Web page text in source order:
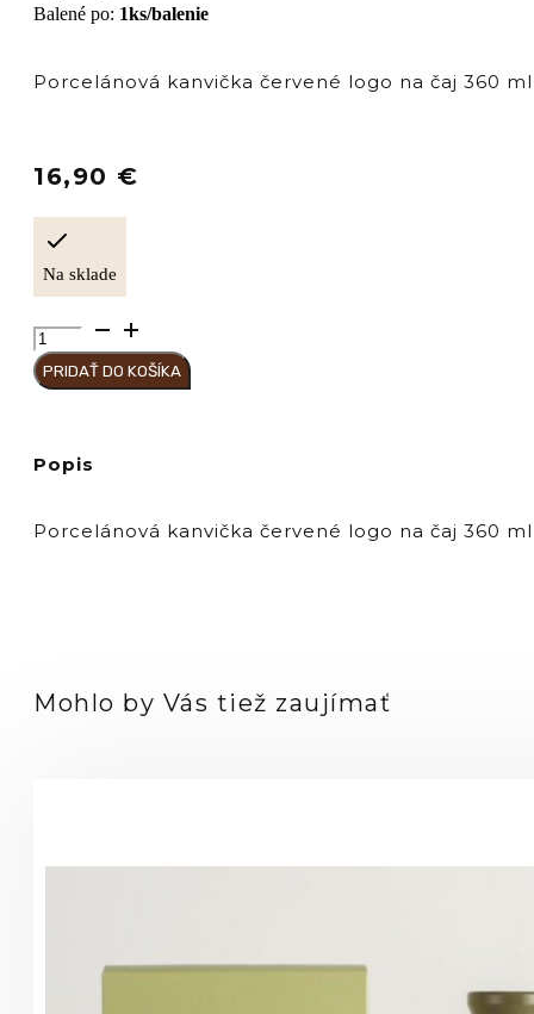
Balené po: 1ks/balenie
Porcelánová kanvička červené logo na čaj 360
16,90 €
Na sklade
množstvo
Hausbrandt
Porcelánová
360
-
PRIDAŤ DO KOŠÍKA
Popis
Porcelánová kanvička červené logo na čaj 360
Mohlo by Vás tiež zaujímať